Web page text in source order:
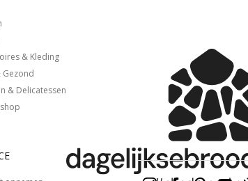
& Kleding
Gezond
& Delicatessen